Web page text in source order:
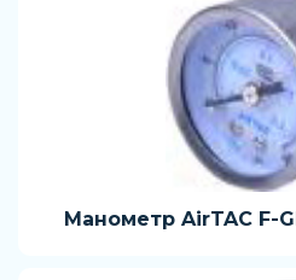
Манометр AirTAC F-